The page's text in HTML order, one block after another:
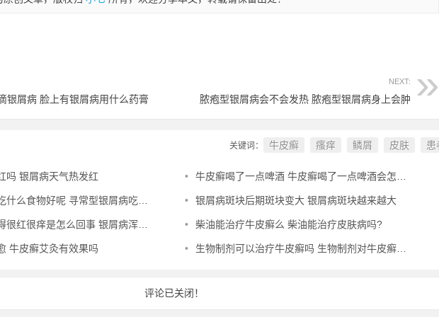
银屑病 脸上有银屑病用什么药膏
NEXT:
脓疱型银屑病会不会发热 脓疱型银屑病身上会肿
关键词： 牛皮癣 瘙痒 鳞屑 皮肤 患
吗 银屑病天气热发红 • 牛皮癣喝了一点啤酒 牛皮癣喝了一点啤酒会怎么样
食物好呢 寻常型银屑病吃什么药效果好 • 银屑病斑块后期斑块变大 银屑病斑块越来越大
很痒是怎么回事 银屑病浑身痒怎么办 • 柴油能治疗牛皮癣么 柴油能治疗皮肤病吗?
牛皮癣艾灸有效果吗 • 生物制剂可以治疗牛皮癣吗 生物制剂对牛皮癣管用吗
评论已关闭！